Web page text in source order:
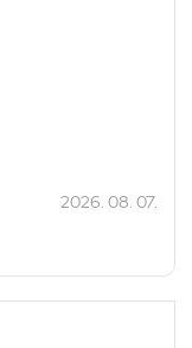
2026. 08. 07.